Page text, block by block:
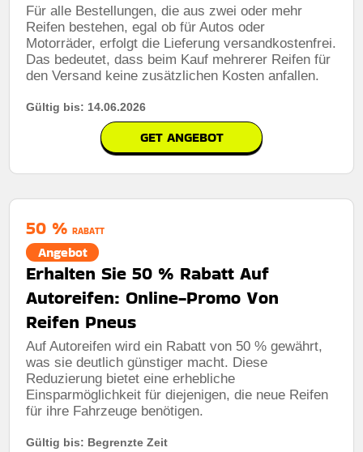
Für alle Bestellungen, die aus zwei oder mehr
Reifen bestehen, egal ob für Autos oder
Motorräder, erfolgt die Lieferung versandkostenfrei.
Das bedeutet, dass beim Kauf mehrerer Reifen für
den Versand keine zusätzlichen Kosten anfallen.
Gültig bis: 14.06.2026
GET ANGEBOT
50 % RABATT
Angebot
Erhalten Sie 50 % Rabatt Auf
Autoreifen: Online-Promo Von
Reifen Pneus
Auf Autoreifen wird ein Rabatt von 50 % gewährt,
was sie deutlich günstiger macht. Diese
Reduzierung bietet eine erhebliche
Einsparmöglichkeit für diejenigen, die neue Reifen
für ihre Fahrzeuge benötigen.
Gültig bis: Begrenzte Zeit